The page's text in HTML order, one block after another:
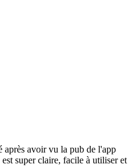
après avoir vu la pub de l'app
super claire, facile à utiliser et